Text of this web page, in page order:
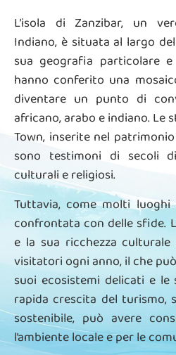
L’isola di Zanzibar, un
Indiano, è situata al largo
sua geografia particolare
hanno conferito una
diventare un punto di
africano, arabo e indiano. Le
Town, inserite nel patrimonio
sono testimoni di secoli
culturali e religiosi.
Tuttavia, come molti luoghi
confrontata con delle sfide.
e la sua ricchezza
visitatori ogni anno, il che
suoi ecosistemi delicati e le
rapida crescita del turismo,
sostenibile, può avere
l’ambiente locale e per le